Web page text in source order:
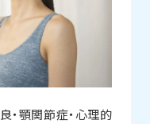
・顎関節症・心理的